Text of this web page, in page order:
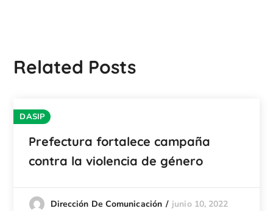
Related Posts
DASIP
Prefectura fortalece campaña
contra la violencia de género
Dirección De Comunicación junio 10, 2022